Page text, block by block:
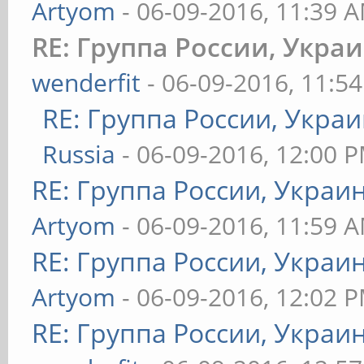
Artyom - 06-09-2016, 11:39
RE: Группа России,
wenderfit - 06-09-2016,
RE: Группа России,
Russia - 06-09-2016, 12:00
RE: Группа России,
Artyom - 06-09-2016, 11:59
RE: Группа России,
Artyom - 06-09-2016, 12:02
RE: Группа России,